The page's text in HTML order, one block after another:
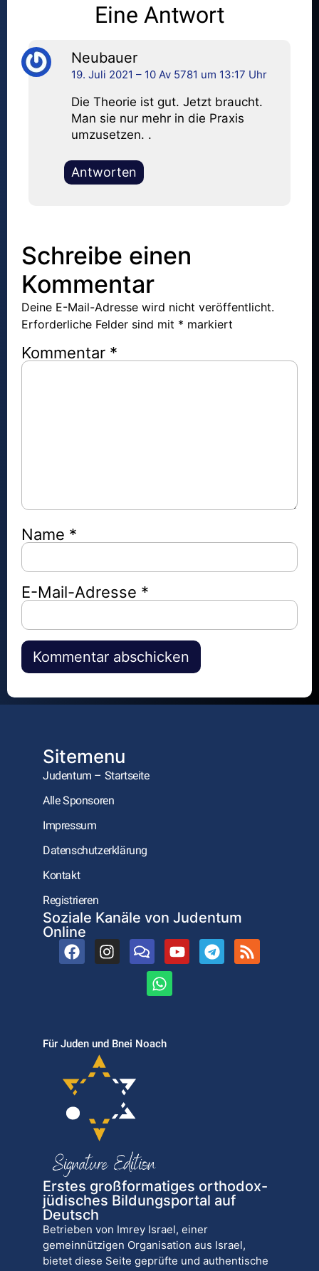
Eine Antwort
Neubauer
19. Juli 2021 – 10 Av 5781 um 13:17 Uhr
Die Theorie ist gut. Jetzt braucht.
Man sie nur mehr in die Praxis
umzusetzen. .
Antworten
Schreibe einen
Kommentar
Deine E-Mail-Adresse wird nicht veröffentlicht.
Erforderliche Felder sind mit * markiert
Kommentar *
Name *
E-Mail-Adresse *
Alternative:
Sitemenu
Judentum – Startseite
Alle Sponsoren
Impressum
Datenschutzerklärung
Kontakt
Registrieren
Soziale Kanäle von Judentum
Online
Für Juden und Bnei Noach
Erstes großformatiges orthodox-
jüdisches Bildungsportal auf
Deutsch
Betrieben von Imrey Israel, einer
gemeinnützigen Organisation aus Israel,
bietet diese Seite geprüfte und authentische